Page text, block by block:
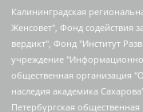
Калининградская региональная общественная организация "Экозащита!-Женсовет", Фонд содействия защите прав и свобод граждан "Общественный вердикт", Фонд "Институт Развития Свободы Информации", Частное учреждение "Информационное агентство МЕМО. РУ", Региональная общественная организация "Общественная комиссия по сохранению наследия академика Сахарова", Фонд поддержки свободы прессы, Санкт-Петербургская общественная правозащитная организация "Гражданский контроль", Межрегиональная общественная организация "Информационно-просветительский центр "Мемориал", Региональный Фонд "Центр Защиты Прав Средств Массовой Информации", с 05.12.2023 Фонд "Центр Защиты Прав Средств массовой информации", Региональная общественная благотворительная организация помощи беженцам и мигрантам "Гражданское содействие", Негосударственное образовательное учреждение дополнительного профессионального образования (повышение квалификации) специалистов "АКАДЕМИЯ ПО ПРАВАМ ЧЕЛОВЕКА", Свердловская региональная общественная организация "Сутяжник", Автономная некоммерческая организация "Центр независимых социологических исследований", Союз общественных объединений "Российский исследовательский центр по правам человека", Региональное общественное учреждение научно-информационный центр "МЕМОРИАЛ", Некоммерческая организация "Фонд защиты гласности", Автономная некоммерческая организация "Институт прав человека", Городская общественная организация "Екатеринбургское общество "МЕМОРИАЛ", Городская общественная организация "Рязанское историко-просветительское и правозащитное общество "Мемориал" (Рязанский Мемориал), Челябинский региональный орган общественной самодеятельности – женское общественное объединение "Женщины Евразии", Челябинский региональный орган общественной самодеятельности "Уральская правозащитная группа", Фонд содействия защите здоровья и социальной справедливости имени Андрея Рылькова, Автономная Некоммерческая Организация "Аналитический Центр Юрия Левады", Автономная некоммерческая организация социальной поддержки населения "Проект Апрель", Региональная общественная организация помощи женщинам и детям, находящимся в кризисной ситуации "Информационно-методический центр "Анна", Фонд содействия развитию массовых коммуникаций и правовому просвещению "Так-так-Так", Фонд содействия устойчивому развитию "Серебряная тайга", Свердловский региональный общественный фонд социальных проектов "Новое время", "Idel.Реалии", Кавказ.Реалии, Крым.Реалии, Телеканал Настоящее Время, Татаро-башкирская служба Радио Свобода (Azatliq Radiosi), Радио Свободная Европа/Радио Свобода (PCE/PC), "Сибирь.Реалии", "Фактограф", Благотворительный фонд помощи осужденным и их семьям, Автономная некоммерческая организация "Институт глобализации и социальных движений", Фонд "В защиту прав заключенных", Частное учреждение "Центр поддержки и содействия развитию средств массовой информации", Пензенский региональный общественный благотворительный фонд "Гражданский союз", "Север.Реалии", Некоммерческая организация Фонд "Правовая инициатива", Общество с ограниченной ответственностью "Радио Свободная Европа/Радио Свобода", Чешское информационное агентство "MEDIUM-ORIENT", Красноярская региональная общественная организация "Мы против СПИДа", Камалягин Денис Николаевич, Маркелов Сергей Евгеньевич, Пономарев Лев Александрович, Савицкая Людмила Алексеевна, Автономная некоммерческая организация "Центр по работе с проблемой насилия "НАСИЛИЮ.НЕТ", Межрегиональный профессиональный союз работников здравоохранения "Альянс врачей", Юридическое лицо, зарегистрированное в Латвийской Республике, SIA "Medusa Project" (регистрационный номер 40103797863, дата регистрации 10.06.2014), Некоммерческая организация "Фонд по борьбе с коррупцией", Автономная некоммерческая организация "Институт права и публичной политики", Баданин Роман Сергеевич, Гликин Максим Александрович, Железнова Мария Михайловна, Лукьянова Юлия Сергеевна, Маетная Елизавета Витальевна, Маняхин Петр